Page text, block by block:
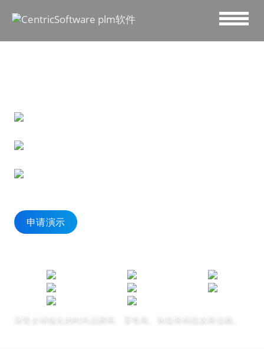
申请演示
深受全球领先的时尚品牌商、零售商、制造商和批发商信赖。